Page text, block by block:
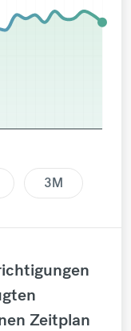
3M
Zeitplan